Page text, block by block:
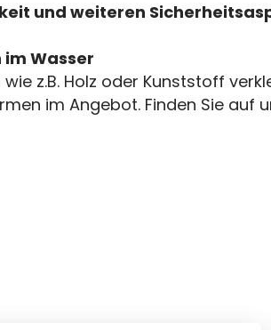
und weiteren
Wasser
z.B. Holz oder Kunststoff
im Angebot. Finden Sie auf